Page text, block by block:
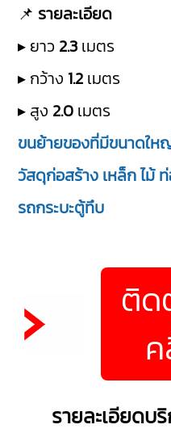
📌 รายละเอียด
▸ ยาว 2.3 เมตร
▸ กว้าง 1.2 เมตร
▸ สูง 2.0 เมตร
ขนย้ายของที่มีขนาดให
วัสดุก่อสร้าง เหล็ก ไม้
รถกระบะตู้ทึบ
ติด
รายละเอียดบ